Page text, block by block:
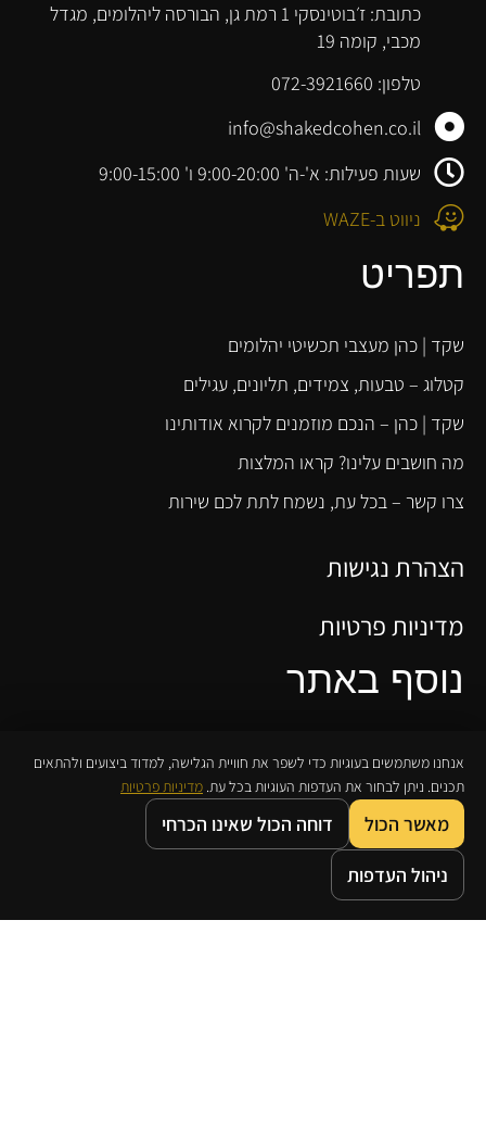
דף הבית
כתובת: ז׳בוטינסקי 1 רמת גן, הבורסה ליהלומים, מגדל
מכבי, קומה 19
טלפון: 072-3921660
info@shakedcohen.co.il
שעות פעילות: א'-ה' 9:00-20:00 ו' 9:00-15:00
ניווט ב-WAZE
תפריט
שקד | כהן מעצבי תכשיטי יהלומים
קטלוג – טבעות, צמידים, תליונים, עגילים
שקד | כהן – הנכם מוזמנים לקרוא אודותינו
מה חושבים עלינו? קראו המלצות
צרו קשר – בכל עת, נשמח לתת לכם שירות
הצהרת נגישות
מדיניות פרטיות
נוסף באתר
גבר! אל תשבור את הראש…
סיבות טובות לבחור שקד | כהן
תכשיטי יהלומים בעיצוב אישי
מדריך מדידת טבעת
אנחנו משתמשים בעוגיות כדי לשפר את חוויית הגלישה, למדוד ביצועים ולהתאים
תכנים. ניתן לבחור את העדפות העוגיות בכל עת. מדיניות פרטיות
מאשר הכול דוחה הכול שאינו הכרחי
ניהול העדפות